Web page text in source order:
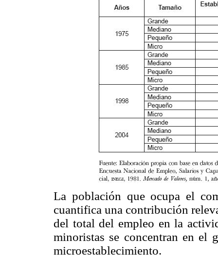
La población que ocupa el
cuantifica una contribución
del total del empleo en la
minoristas se concentran en el
microestablecimiento.